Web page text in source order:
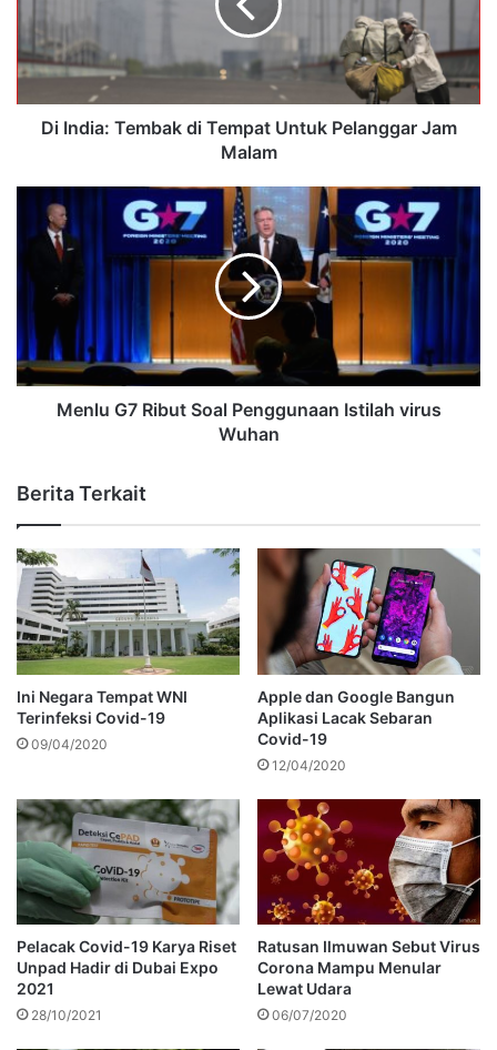
Di India: Tembak di Tempat Untuk Pelanggar Jam
Malam
Menlu G7 Ribut Soal Penggunaan Istilah virus
Wuhan
Berita Terkait
Ini Negara Tempat WNI
Terinfeksi Covid-19
09/04/2020
Apple dan Google Bangun
Aplikasi Lacak Sebaran
Covid-19
12/04/2020
Pelacak Covid-19 Karya Riset
Unpad Hadir di Dubai Expo
2021
28/10/2021
Ratusan Ilmuwan Sebut Virus
Corona Mampu Menular
Lewat Udara
06/07/2020